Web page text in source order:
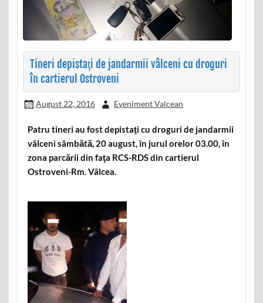
Tineri depistaţi de jandarmii vâlceni cu droguri
în cartierul Ostroveni
August 22, 2016 Eveniment Valcean
Patru tineri au fost depistaţi cu droguri de jandarmii
vâlceni sâmbătă, 20 august, în jurul orelor 03.00, în
zona parcării din faţa RCS-RDS din cartierul
Ostroveni-Rm. Vâlcea.